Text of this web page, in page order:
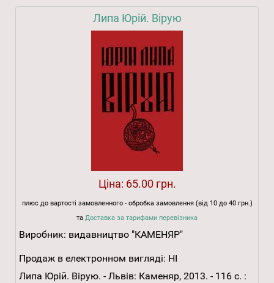
Липа Юрій. Вірую
Ціна: 65.00 грн.
плюс до вартості замовленного - обробка замовлення (від 10 до 40 грн.)
та Доставка за тарифами перевізника
Виробник: видавництво "КАМЕНЯР"
Продаж в електронном вигляді: НІ
Липа Юрій. Вірую. - Львів: Каменяр, 2013. - 116 с. :